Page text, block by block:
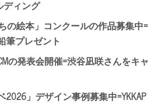
ディング
の絵本」コンクールの作品募集中=
筆プレゼント
の発表会開催=渋谷凪咲さんをキャ
2026」デザイン事例募集中=YKKAP